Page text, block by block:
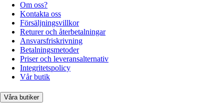
Om oss?
Kontakta oss
Försäljningsvillkor
Returer och återbetalningar
Ansvarsfriskrivning
Betalningsmetoder
Priser och leveransalternativ
Integritetspolicy
Vår butik
Våra butiker